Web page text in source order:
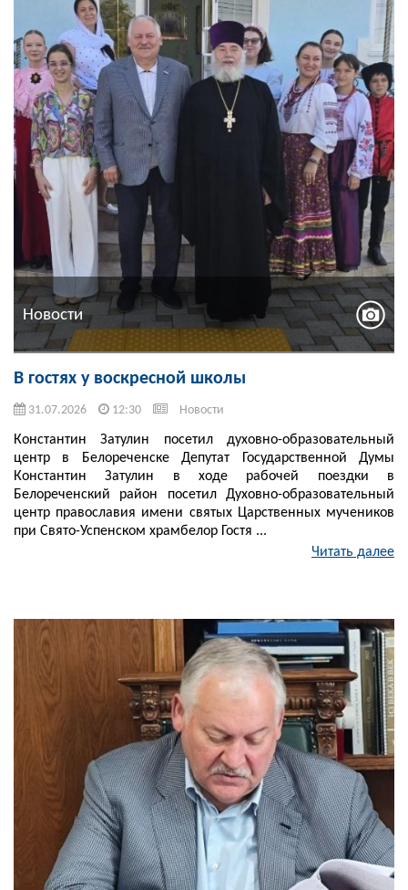
Новости
В гостях у воскресной школы
31.07.2026 12:30 Новости
Константин Затулин посетил духовно-образовательный
центр в Белореченске Депутат Государственной Думы
Константин Затулин в ходе рабочей поездки в
Белореченский район посетил Духовно-образовательный
центр православия имени святых Царственных мучеников
при Свято-Успенском храмбелор Гостя ...
Читать далее